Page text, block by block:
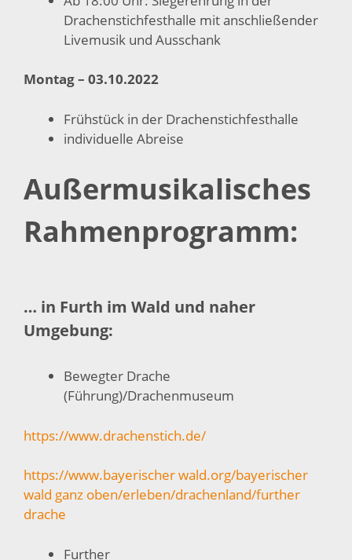
Drachenstichfesthalle mit anschließender
Livemusik und Ausschank
Montag – 03.10.2022
Frühstück in der Drachenstichfesthalle
individuelle Abreise
Außermusikalisches
Rahmenprogramm:
… in Furth im Wald und naher
Umgebung:
Bewegter Drache
(Führung)/Drachenmuseum
https://www.drachenstich.de/
https://www.bayerischer wald.org/bayerischer
wald ganz oben/erleben/drachenland/further
drache
Further